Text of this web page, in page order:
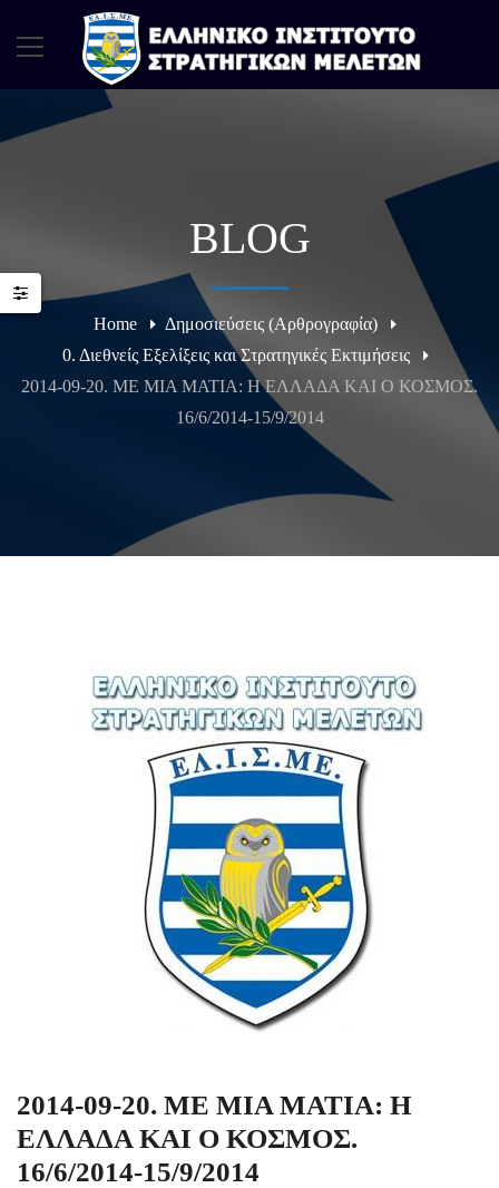
BLOG
Home
Δημοσιεύσεις (Αρθρογραφία)
0. Διεθνείς Εξελίξεις και Στρατηγικές Εκτιμήσεις
2014-09-20. ME MIA MATIA: H EΛΛΑΔΑ ΚΑΙ Ο ΚΟΣΜΟΣ.
16/6/2014-15/9/2014
2014-09-20. ME MIA MATIA: H
EΛΛΑΔΑ ΚΑΙ Ο ΚΟΣΜΟΣ.
16/6/2014-15/9/2014